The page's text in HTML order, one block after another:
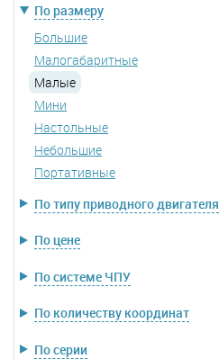
По размеру
Большие
Малогабаритные
Малые
Мини
Настольные
Небольшие
Портативные
По типу приводного двигателя
По цене
По системе ЧПУ
По количеству координат
По серии